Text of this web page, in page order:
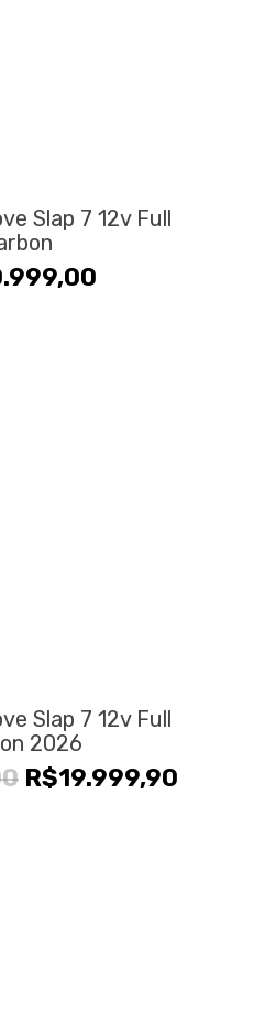
Slap 7 12v Full
Slap 7 12v Full
2026
O
R$19.999,90O